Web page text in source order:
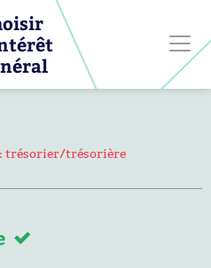
trésorier/trésorière